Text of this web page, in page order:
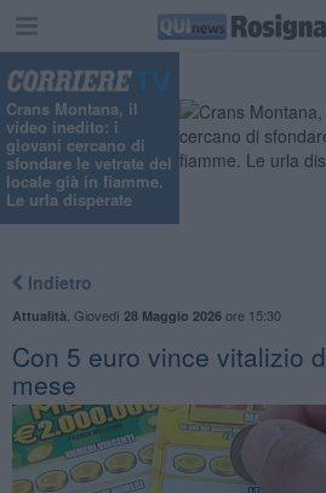
Crans Montana, il
video inedito: i
giovani cercano di
sfondare le vetrate del
locale già in fiamme.
Le urla disperate
Indietro
Attualità Giovedì 28 Maggio 2026ore 15:30
Con 5 euro vince vitalizio
mese